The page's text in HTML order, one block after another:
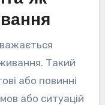
Такий
або повинні
або ситуацій